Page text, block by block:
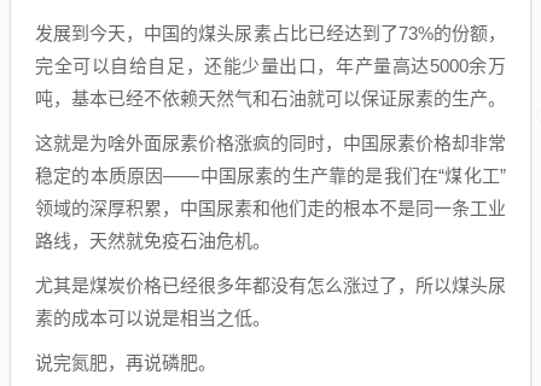
发展到今天，中国的煤头尿素占比已经达到了73%的份额，
完全可以自给自足，还能少量出口，年产量高达5000余万
吨，基本已经不依赖天然气和石油就可以保证尿素的生产。
这就是为啥外面尿素价格涨疯的同时，中国尿素价格却非常
稳定的本质原因——中国尿素的生产靠的是我们在“煤化工”
领域的深厚积累，中国尿素和他们走的根本不是同一条工业
路线，天然就免疫石油危机。
尤其是煤炭价格已经很多年都没有怎么涨过了，所以煤头尿
素的成本可以说是相当之低。
说完氮肥，再说磷肥。